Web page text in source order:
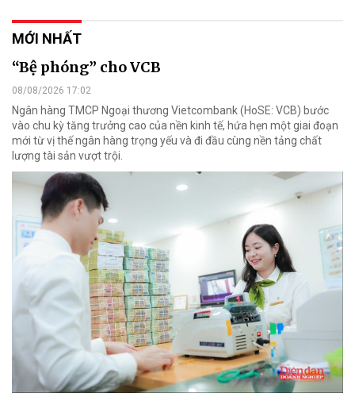
MỚI NHẤT
“Bệ phóng” cho VCB
08/08/2026 17:02
Ngân hàng TMCP Ngoại thương Vietcombank (HoSE: VCB) bước
vào chu kỳ tăng trưởng cao của nền kinh tế, hứa hẹn một giai đoạn
mới từ vị thế ngân hàng trọng yếu và đi đầu cùng nền tảng chất
lượng tài sản vượt trội.